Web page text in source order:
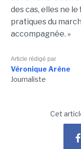
des cas, elles ne
pratiques du
accompagnée. »
Article rédigé par
Véronique Arène
Journaliste
Cet